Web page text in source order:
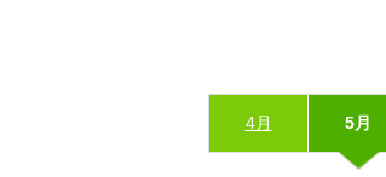
4月 5月